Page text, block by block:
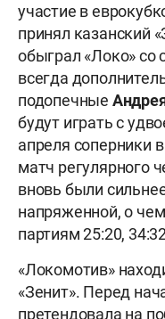
участие в
принял казанский
обыграл «Локо»
всегда
подопечные
будут играть с
апреля соперники
матч регулярного
вновь были
напряженной, о
партиям 25:20,
«Локомотив»
«Зенит». Перед
претендовала на